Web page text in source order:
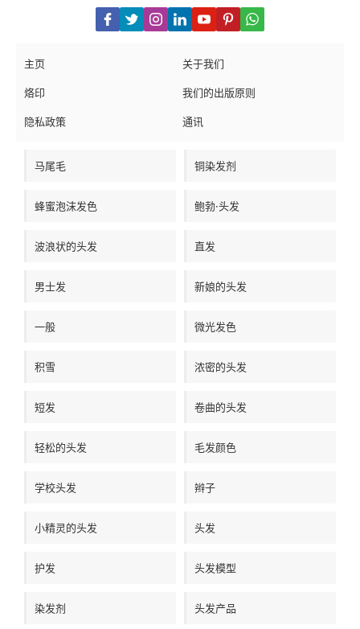
主页
关于我们
烙印
我们的出版原则
隐私政策
通讯
马尾毛 铜染发剂
蜂蜜泡沫发色 鲍勃·头发
波浪状的头发 直发
男士发 新娘的头发
一般 微光发色
积雪 浓密的头发
短发 卷曲的头发
轻松的头发 毛发颜色
学校头发 辫子
小精灵的头发 头发
护发 头发模型
染发剂 头发产品